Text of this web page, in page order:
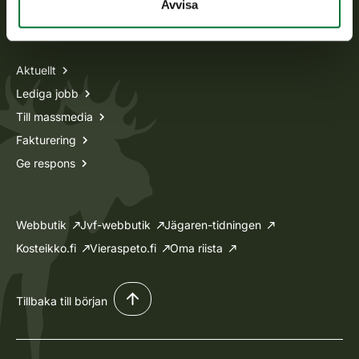
Avvisa
Information om oss
Aktuellt
Lediga jobb
Till massmedia
Fakturering
Ge respons
Webbutik Jvf-webbutik
Jägaren-tidningen
Kosteikko.fi
Vieraspeto.fi Oma riista
Tillbaka till början